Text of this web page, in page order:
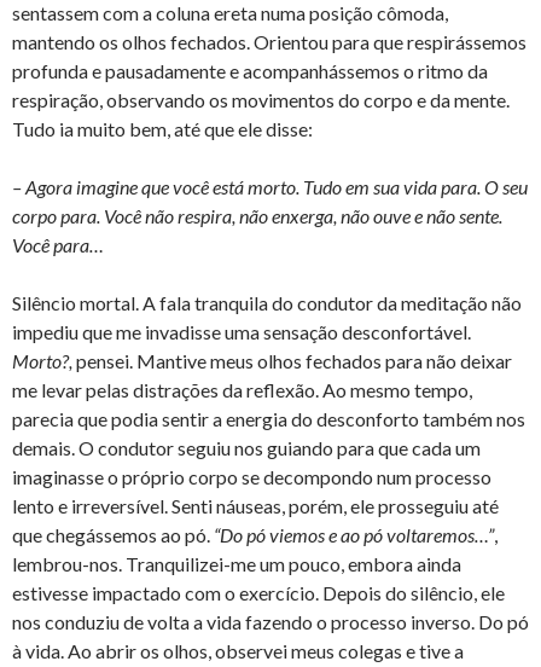
sentassem com a coluna ereta numa posição cômoda,
mantendo os olhos fechados. Orientou para que respirássemos
profunda e pausadamente e acompanhássemos o ritmo da
respiração, observando os movimentos do corpo e da mente.
Tudo ia muito bem, até que ele disse:
– Agora imagine que você está morto. Tudo em sua vida para. O seu
corpo para. Você não respira, não enxerga, não ouve e não sente.
Você para…
Silêncio mortal. A fala tranquila do condutor da meditação não
impediu que me invadisse uma sensação desconfortável.
Morto?, pensei. Mantive meus olhos fechados para não deixar
me levar pelas distrações da reflexão. Ao mesmo tempo,
parecia que podia sentir a energia do desconforto também nos
demais. O condutor seguiu nos guiando para que cada um
imaginasse o próprio corpo se decompondo num processo
lento e irreversível. Senti náuseas, porém, ele prosseguiu até
que chegássemos ao pó. “Do pó viemos e ao pó voltaremos…”,
lembrou-nos. Tranquilizei-me um pouco, embora ainda
estivesse impactado com o exercício. Depois do silêncio, ele
nos conduziu de volta a vida fazendo o processo inverso. Do pó
à vida. Ao abrir os olhos, observei meus colegas e tive a